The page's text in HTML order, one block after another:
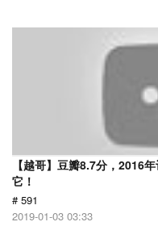
【越哥】豆瓣8.7分，2016
它！
# 591
2019-01-03 03:33